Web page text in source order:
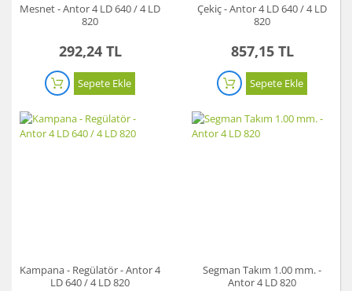
Mesnet - Antor 4 LD 640 / 4 LD
820
292,24 TL
Sepete Ekle
Çekiç - Antor 4 LD 640 / 4 LD
820
857,15 TL
Sepete Ekle
Kampana - Regülatör - Antor 4
LD 640 / 4 LD 820
Segman Takım 1.00 mm. -
Antor 4 LD 820